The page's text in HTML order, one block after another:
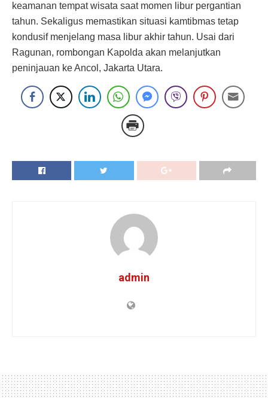
keamanan tempat wisata saat momen libur pergantian
tahun. Sekaligus memastikan situasi kamtibmas tetap
kondusif menjelang masa libur akhir tahun. Usai dari
Ragunan, rombongan Kapolda akan melanjutkan
peninjauan ke Ancol, Jakarta Utara.
admin